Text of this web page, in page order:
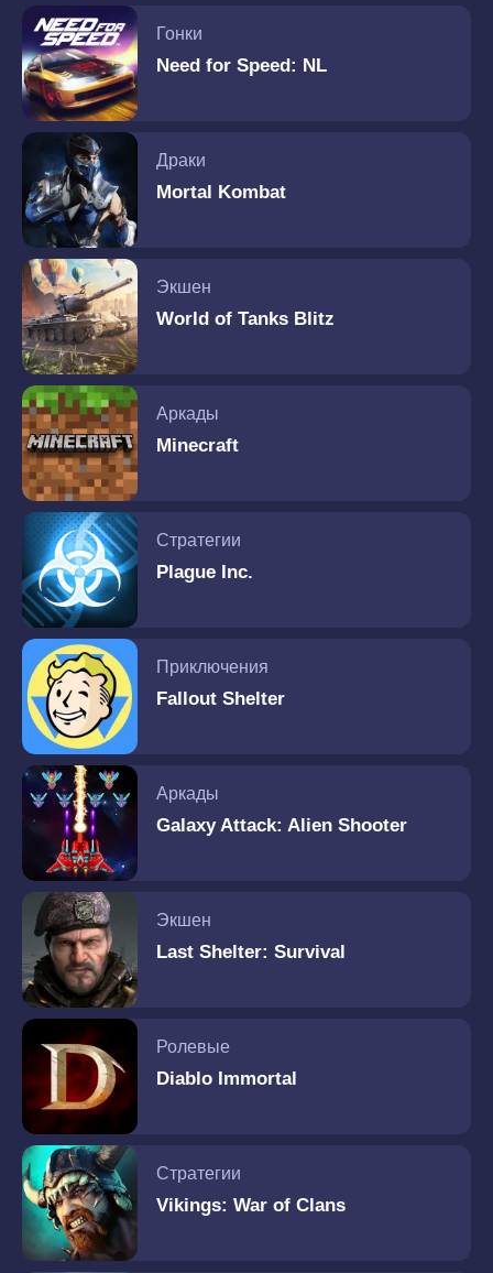
Гонки
Need for Speed: NL
Драки
Mortal Kombat
Экшен
World of Tanks Blitz
Аркады
Minecraft
Стратегии
Plague Inc.
Приключения
Fallout Shelter
Аркады
Galaxy Attack: Alien Shooter
Экшен
Last Shelter: Survival
Ролевые
Diablo Immortal
Стратегии
Vikings: War of Clans